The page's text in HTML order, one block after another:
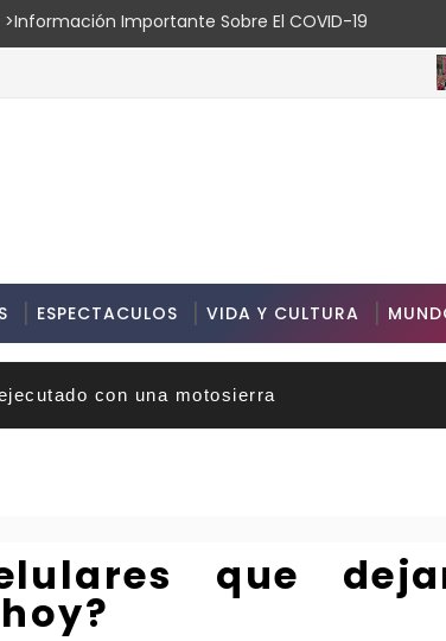
Sobre El COVID-19
ESPECTACULOS VIDA Y CULTURA
con una motosierra
que